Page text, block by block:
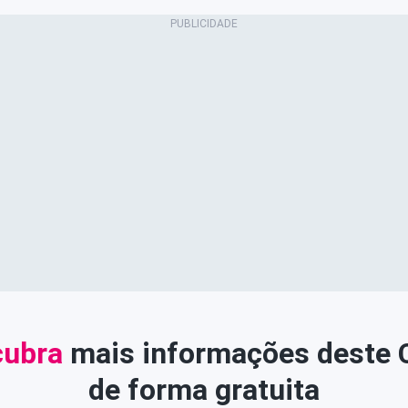
mais informações deste
de forma gratuita